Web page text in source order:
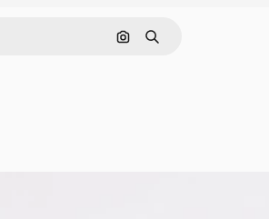
Hae kuvan perusteella
Haku